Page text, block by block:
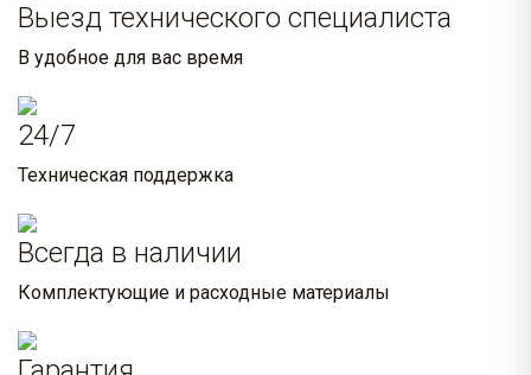
Выезд технического специалиста
В удобное для вас время
24/7
Техническая поддержка
Всегда в наличии
Комплектующие и расходные материалы